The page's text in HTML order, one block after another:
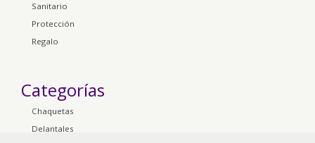
Sanitario
Protección
Regalo
Categorías
Chaquetas
Delantales